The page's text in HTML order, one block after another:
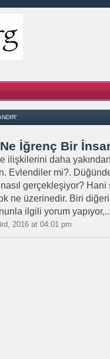
İğrenç Bir
ilişkilerini daha
Evlendiler mi?.
nasıl gerçekleşiyor?
ne üzerinedir. Biri
ilgili yorum
2016 at 04:01 pm